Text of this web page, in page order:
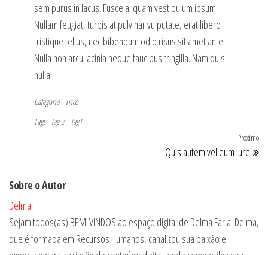
sem purus in lacus. Fusce aliquam vestibulum ipsum.
Nullam feugiat, turpis at pulvinar vulputate, erat libero
tristique tellus, nec bibendum odio risus sit amet ante.
Nulla non arcu lacinia neque faucibus fringilla. Nam quis
nulla.
Categoria
Tricô
Tags tag 2 tag1
Post
Próximo
Quis autem vel eum iure
Sobre o Autor
Delma
Sejam todos(as) BEM-VINDOS ao espaço digital de Delma Faria! Delma,
que é formada em Recursos Humanos, canalizou sua paixão e